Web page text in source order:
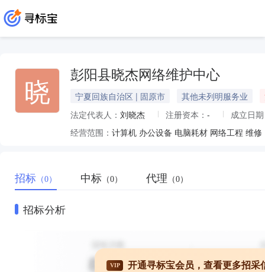
晓 彭阳县晓杰网络维护中心
宁夏回族自治区 | 固原市 其他未列明服务业
法定代表人： 刘晓杰 注册资本： -
成立日
经营范围： 计算机 办公设备 电脑耗材 网络工程 维
招标 （0） 中标 （0） 代理 （0）
招标分析
VIP 开通寻标宝会员，查看更多招采